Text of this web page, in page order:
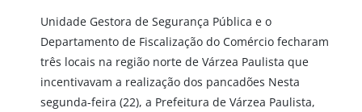
Unidade Gestora de Segurança Pública e o
Departamento de Fiscalização do Comércio fecharam
três locais na região norte de Várzea Paulista que
incentivavam a realização dos pancadões Nesta
segunda-feira (22), a Prefeitura de Várzea Paulista,